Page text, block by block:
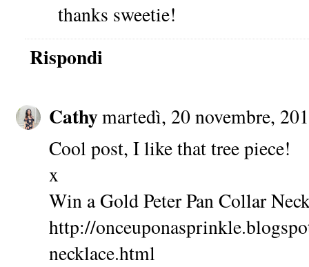
thanks sweetie!
Rispondi
Cathymartedì, 20 novembre,
Cool post, I like that tree piece!
x
Win a Gold Peter Pan Collar
http://
necklace.html